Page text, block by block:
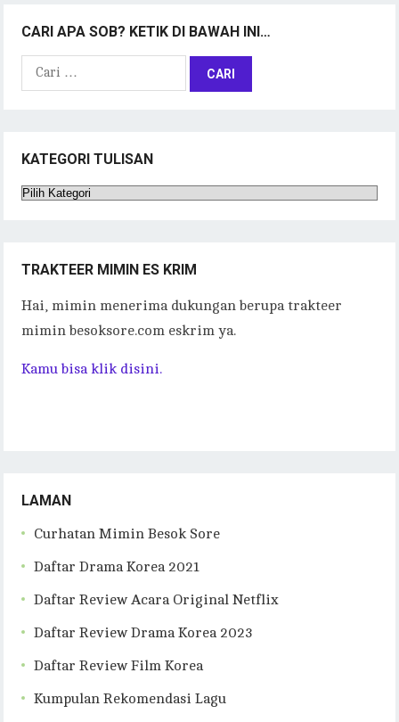
CARI APA SOB? KETIK DI BAWAH INI…
Cari
KATEGORI TULISAN
Kategori
TRAKTEER MIMIN ES KRIM
Hai, mimin menerima dukungan berupa trakteer
mimin besoksore.com eskrim ya.
Kamu bisa klik disini.
LAMAN
Curhatan Mimin Besok Sore
Daftar Drama Korea 2021
Daftar Review Acara Original Netflix
Daftar Review Drama Korea 2023
Daftar Review Film Korea
Kumpulan Rekomendasi Lagu